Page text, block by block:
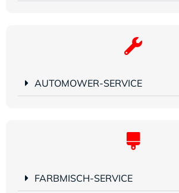
AUTOMOWER-SERVICE
FARBMISCH-SERVICE